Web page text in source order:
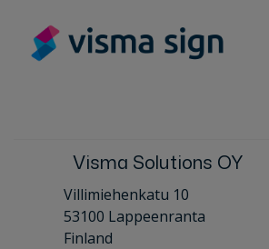
Visma Solutions OY
Villimiehenkatu 10
53100 Lappeenranta
Finland